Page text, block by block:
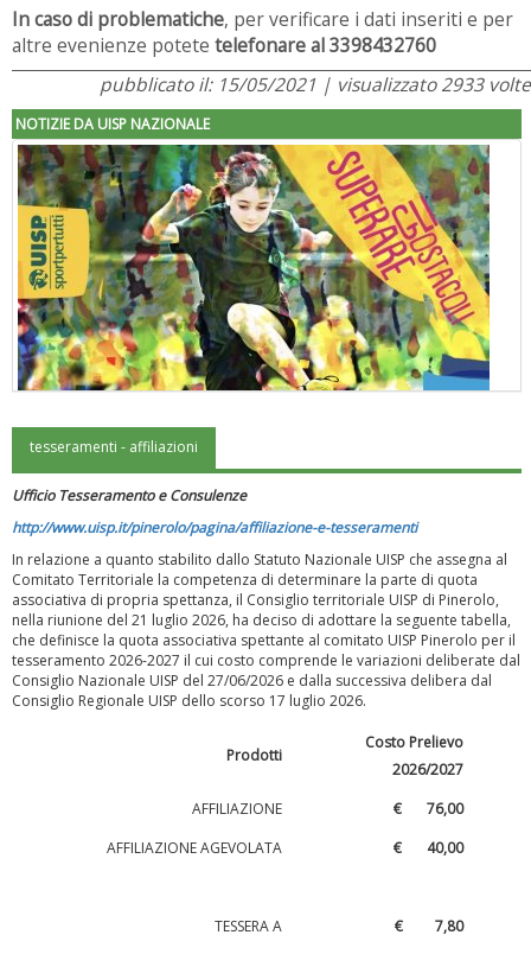
In caso di problematiche, per verificare i dati inseriti e per
altre evenienze potete telefonare al 3398432760
pubblicato il: 15/05/2021 | visualizzato 2933 volte
NOTIZIE DA UISP NAZIONALE
"Superare gli ostacoli": la relazione di Tiziano Pesce al CN Uisp
Luglio 2026: "Pensando con i piedi, si possono fare le
tesseramenti - affiliazioni
Ufficio Tesseramento e Consulenze
http://www.uisp.it/pinerolo/pagina/affiliazione-e-tesseramenti
In relazione a quanto stabilito dallo Statuto Nazionale UISP che assegna al
Comitato Territoriale la competenza di determinare la parte di quota
associativa di propria spettanza, il Consiglio territoriale UISP di Pinerolo,
nella riunione del 21 luglio 2026, ha deciso di adottare la seguente tabella,
che definisce la quota associativa spettante al comitato UISP Pinerolo per il
tesseramento 2026-2027 il cui costo comprende le variazioni deliberate dal
Consiglio Nazionale UISP del 27/06/2026 e dalla successiva delibera dal
Consiglio Regionale UISP dello scorso 17 luglio 2026.
Prodotti
Costo Prelievo
2026/2027
AFFILIAZIONE
€ 76,00
AFFILIAZIONE AGEVOLATA
€ 40,00
TESSERA A
€ 7,80